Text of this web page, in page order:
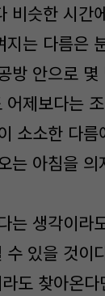
비슷한 시간
지는 다름은
방 안으로
어제보다는
소소한 다
는 아침을
는 생각이라
수 있을 것이
도 찾아온